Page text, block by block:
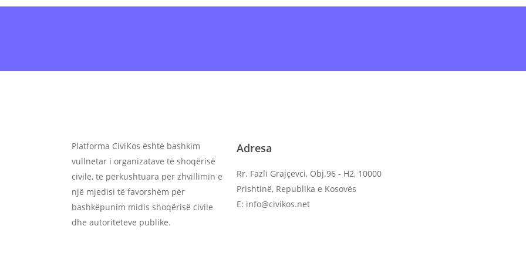
Antarësohuonlineose shkarkoAplikacionindhe dërgo në
Platforma CiviKos është bashkim
vullnetar i organizatave të shoqërisë
civile, të përkushtuara për zhvillimin e
një mjedisi të favorshëm për
bashkëpunim midis shoqërisë civile
dhe autoriteteve publike.
Adresa
Rr. Fazli Grajçevci, Obj.96 - H2, 10000
Prishtinë, Republika e Kosovës
E: info@civikos.net